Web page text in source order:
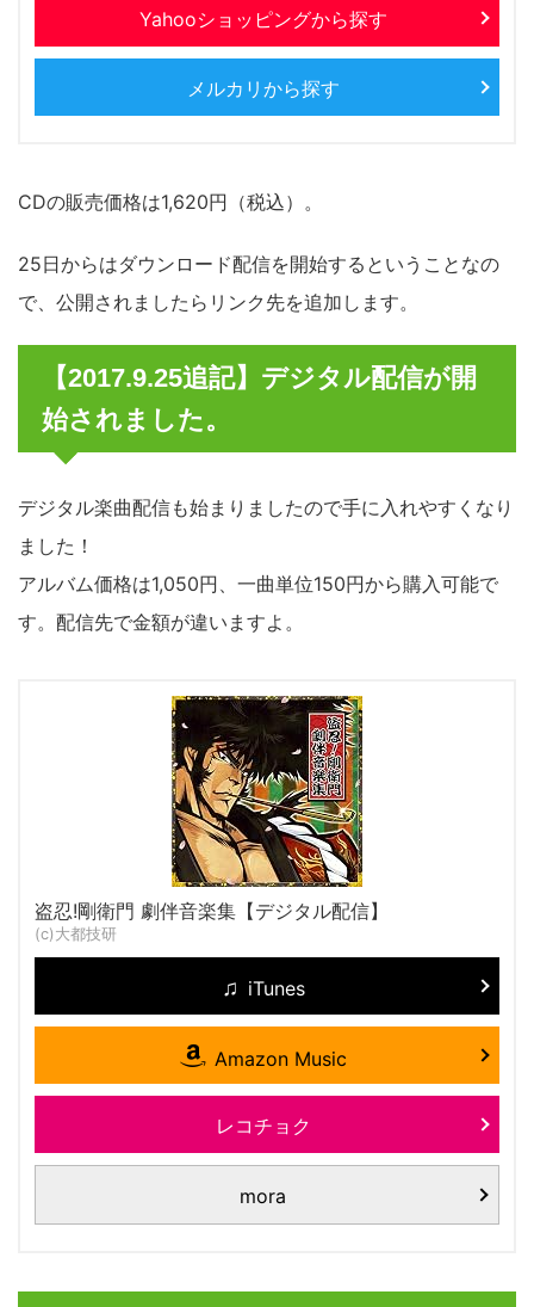
Yahooショッピングから探す
メルカリから探す
CDの販売価格は1,620円（税込）。
25日からはダウンロード配信を開始するということなの
で、公開されましたらリンク先を追加します。
【2017.9.25追記】デジタル配信が開
始されました。
デジタル楽曲配信も始まりましたので手に入れやすくなり
ました！
アルバム価格は1,050円、一曲単位150円から購入可能で
す。配信先で金額が違いますよ。
盗忍!剛衛門 劇伴音楽集【デジタル配信】
(c)大都技研
iTunes
Amazon Music
レコチョク
mora